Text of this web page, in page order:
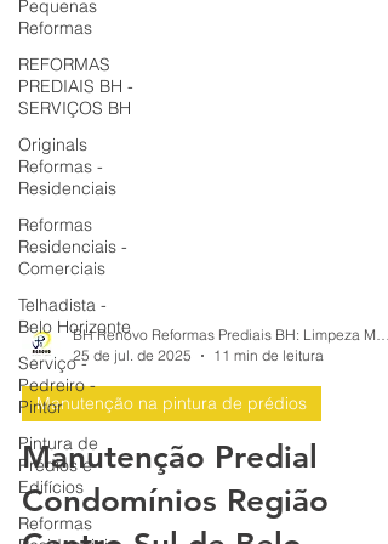
Pequenas
Reformas
REFORMAS
PREDIAIS BH -
SERVIÇOS BH
Originals
Reformas -
Residenciais
Reformas
Residenciais -
Comerciais
Telhadista -
Belo Horizonte
Serviço -
Pedreiro -
Pintor
Pintura de
Prédios e
Edifícios
Reformas
25 de jul. de 2025
11 min de leitura
Manutenção na pintura de prédios
Manutenção Predial
Condomínios Região